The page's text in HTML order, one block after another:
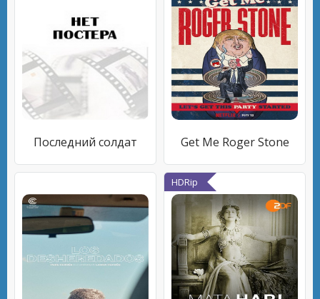
Последний солдат Get Me Roger Stone
HDRip